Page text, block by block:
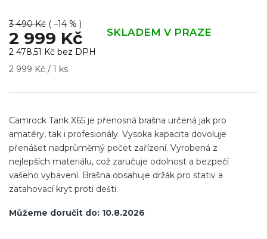
3 490 Kč ( –14 % )
2 999 Kč SKLADEM V PRAZE
2 478,51 Kč bez DPH
Měrná
2 999 Kč / 1 ks
Můžeme doručit do: 10.8.2026
Camrock Tank X65 je přenosná brašna určená jak pro
amatéry, tak i profesionály. Vysoka kapacita dovoluje
přenášet nadprůměrný počet zařízení. Vyrobená z
nejlepších materiálu, což zaručuje odolnost a bezpečí
vašeho vybavení. Brašna obsahuje držák pro stativ a
zatahovací kryt proti dešti.